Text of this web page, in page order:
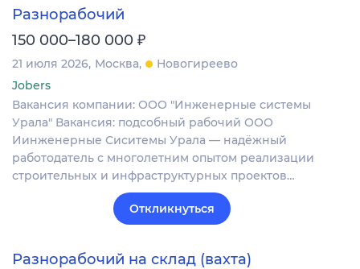
Разнорабочий
150 000–180 000 ₽
21 июля 2026 Москва
Новогиреево
Jobers
Вакансия компании: ООО "Инженерные системы
Урала" Вакансия: подсобный рабочий ООО
Иинженерные Сиситемы Урала — надёжный
работодатель с многолетним опытом реализации
строительных и инфраструктурных проектов…
Откликнуться
Разнорабочий на склад (вахта)